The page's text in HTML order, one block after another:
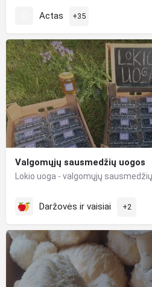
Actas +35
Valgomųjų sausmedžių uogos
Daržovės ir vaisiai +2